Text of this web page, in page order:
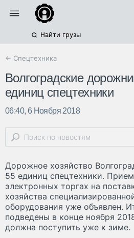
Найти грузы
← Спецтехника
Волгоградские
единиц спецтехники
06:40, 6 Ноября 2018
Дорожное хозяйство
55 единиц спецтехники.
электронных торгах на
хозяйства
оборудования уже объявлен.
подведены в конце ноября
должна поступить уже к зиме.